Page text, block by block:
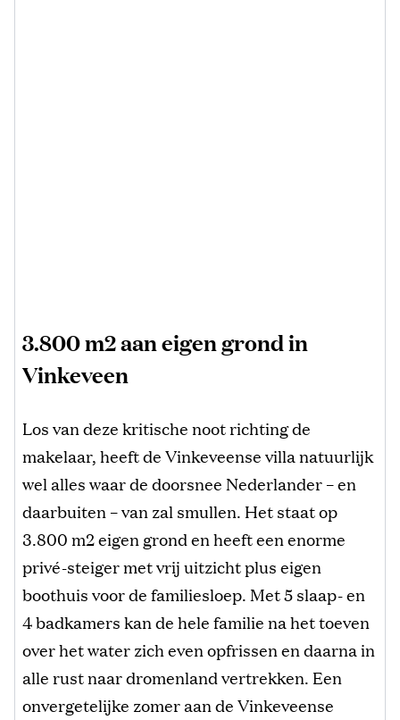
3.800 m2 aan eigen grond in
Vinkeveen
Los van deze kritische noot richting de
makelaar, heeft de Vinkeveense villa natuurlijk
wel alles waar de doorsnee Nederlander – en
daarbuiten – van zal smullen. Het staat op
3.800 m2 eigen grond en heeft een enorme
privé-steiger met vrij uitzicht plus eigen
boothuis voor de familiesloep. Met 5 slaap- en
4 badkamers kan de hele familie na het toeven
over het water zich even opfrissen en daarna in
alle rust naar dromenland vertrekken. Een
onvergetelijke zomer aan de Vinkeveense